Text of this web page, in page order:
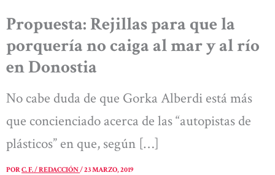
Propuesta: Rejillas para que la
porquería no caiga al mar y al río
en Donostia
No cabe duda de que Gorka Alberdi está más
que concienciado acerca de las “autopistas de
plásticos” en que, según […]
PORC. F. / REDACCIÓN/23 MARZO, 2019